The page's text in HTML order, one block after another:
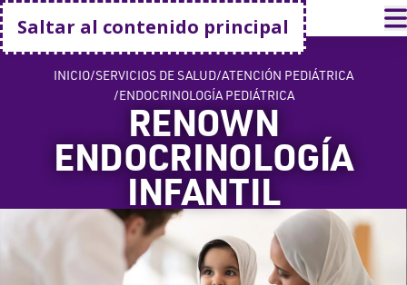
Saltar al contenido principal
Volver a casa
INICIO SERVICIOS DE SALUD ATENCIÓN PEDIÁTRICA
ENDOCRINOLOGÍA PEDIÁTRICA
RENOWN
ENDOCRINOLOGÍA
INFANTIL